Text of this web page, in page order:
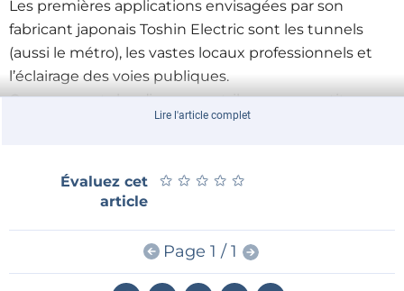
Les premières applications envisagées par son
fabricant japonais Toshin Electric sont les tunnels
(aussi le métro), les vastes locaux professionnels et
l’éclairage des voies publiques.
Ce nouveau tube s’imposera-t-il sous son petit nom «
Bikei» ? Et au prix de 230 € ? C’est cher, mais à ce
polycarbonate blanche ou transparente.
Lire l'article complet
Évaluez cet
article
★ ★ ★ ★ ★
★ ★ ★ ★ ★
Page 1 / 1